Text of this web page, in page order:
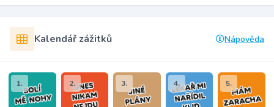
Kalendář zážitků Nápověda
1. 2. 3. 4. 5.